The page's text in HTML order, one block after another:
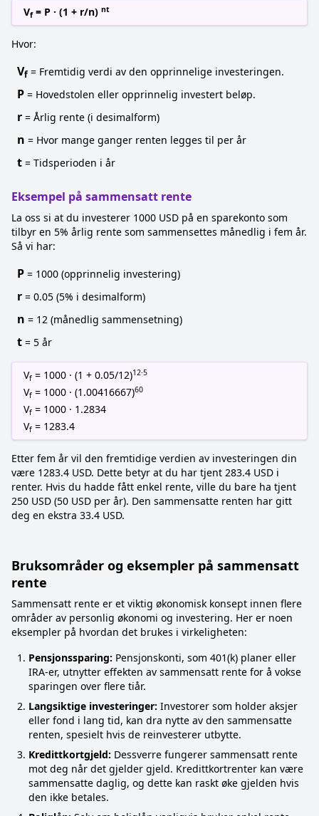
Vf= P · (1 + r/n) nt
Hvor:
Vf = Fremtidig verdi av den opprinnelige investeringen.
P = Hovedstolen eller opprinnelig investert beløp.
r = Årlig rente (i desimalform)
n = Hvor mange ganger renten legges til per år
t = Tidsperioden i år
Eksempel på sammensatt rente
La oss si at du investerer 1000 USD på en sparekonto som
tilbyr en 5% årlig rente som sammensettes månedlig i fem år.
Så vi har:
P = 1000 (opprinnelig investering)
r = 0.05 (5% i desimalform)
n = 12 (månedlig sammensetning)
t = 5 år
Vf = 1000 · (1 + 0.05/12)12·5
Vf = 1000 · (1.00416667)60
Vf = 1000 · 1.2834
Vf = 1283.4
Etter fem år vil den fremtidige verdien av investeringen din
være 1283.4 USD. Dette betyr at du har tjent 283.4 USD i
renter. Hvis du hadde fått enkel rente, ville du bare ha tjent
250 USD (50 USD per år). Den sammensatte renten har gitt
deg en ekstra 33.4 USD.
Bruksområder og eksempler på sammensatt
rente
Sammensatt rente er et viktig økonomisk konsept innen flere
områder av personlig økonomi og investering. Her er noen
eksempler på hvordan det brukes i virkeligheten:
Pensjonssparing: Pensjonskonti, som 401(k) planer eller
IRA-er, utnytter effekten av sammensatt rente for å vokse
sparingen over flere tiår.
Langsiktige investeringer: Investorer som holder aksjer
eller fond i lang tid, kan dra nytte av den sammensatte
renten, spesielt hvis de reinvesterer utbytte.
Kredittkortgjeld: Dessverre fungerer sammensatt rente
mot deg når det gjelder gjeld. Kredittkortrenter kan være
sammensatte daglig, og dette kan raskt øke gjelden hvis
den ikke betales.